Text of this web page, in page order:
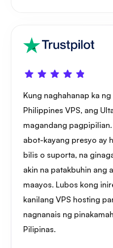
Kung naghahanap ka
Philippines VPS, ang
magandang
abot-kayang presyo ay
bilis o suporta, na
akin na patakbuhin ang
maayos. Lubos kong
kanilang VPS hosting
nagnanais ng
Pilipinas.